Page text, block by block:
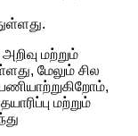
மற்றும்
மேலும் சில
மற்றும்